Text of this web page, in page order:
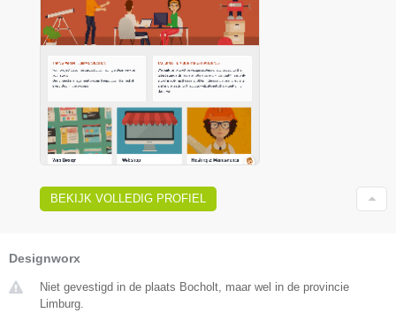
BEKIJK VOLLEDIG PROFIEL
Designworx
Niet gevestigd in de plaats Bocholt, maar wel in de provincie
Limburg.